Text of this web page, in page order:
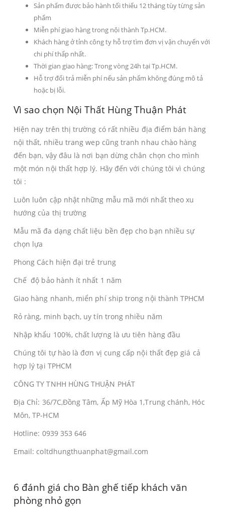
Sản phẩm được bảo hành tối thiểu 12 tháng tùy từng sản
phẩm
Miễn phí giao hàng trong nội thành Tp.HCM.
Khách hàng ở tỉnh công ty hỗ trợ tìm đơn vị vận chuyển với
chi phí thấp nhất.
Thời gian giao hàng: Trong vòng 24h tại Tp.HCM.
Hỗ trợ đổi trả miễn phí nếu sản phẩm không đúng mô tả
hoặc bị lỗi.
Vì sao chọn Nội Thất Hùng Thuận Phát
Hiện nay trên thị trường có rất nhiều địa điểm bán hàng
nội thất, nhiều trang wep cũng tranh nhau chào hàng
đến bạn, vậy đâu là nơi bạn dừng chân chọn cho mình
một món nội thất hợp lý. Hãy đến với chúng tôi vì chúng
tôi :
Luôn luôn cập nhật những mẫu mã mới nhất theo xu
hướng của thị trường
Mẫu mã đa dạng chất liệu bền đẹp cho bạn nhiều sự
chọn lựa
Phong Cách hiện đại trẻ trung
Chế độ bảo hành ít nhất 1 năm
Giao hàng nhanh, miển phí ship trong nội thành TPHCM
Rỏ ràng, minh bạch, uy tín trong nhiều năm
Nhập khẩu 100%, chất lượng là ưu tiên hàng đầu
Chúng tôi tự hào là đơn vị cung cấp nội thất đẹp giá cả
hợp lý tại TPHCM
CÔNG TY TNHH HÙNG THUẬN PHÁT
Địa Chỉ: 36/7C,Đồng Tâm, Ấp Mỹ Hòa 1,Trung chánh, Hóc
Môn, TP-HCM
Hotline: 0939 353 646
Email: coltdhungthuanphat@gmail.com
6 đánh giá cho Bàn ghế tiếp khách văn
phòng nhỏ gọn